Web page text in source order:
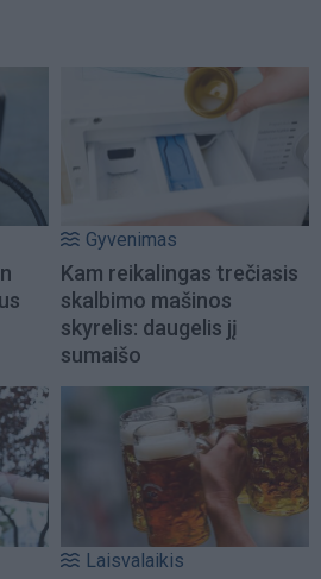
Gyvenimas
Kam reikalingas trečiasis
skalbimo mašinos
skyrelis: daugelis jį
sumaišo
Laisvalaikis